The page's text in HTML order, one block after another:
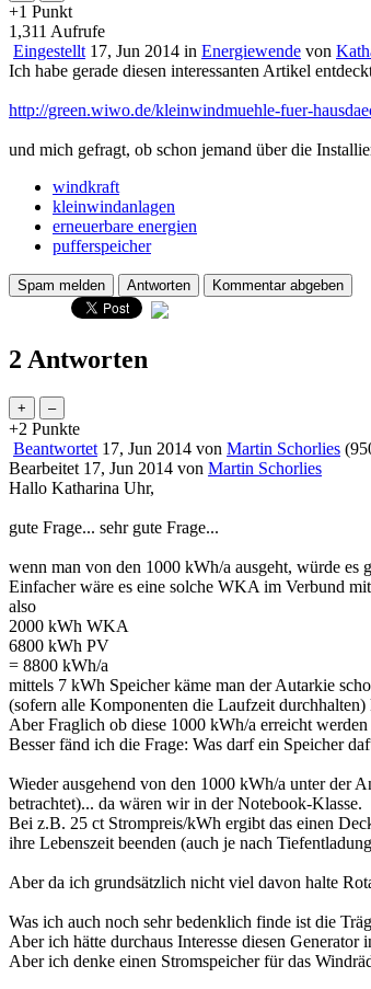
+1 Punkt
1,311 Aufrufe
Eingestellt 17, Jun 2014 in Energiewende von
Ich habe gerade diesen interessanten Artikel
http://green.wiwo.de/kleinwindmuehle-fuer-
und mich gefragt, ob schon jemand über die
windkraft
kleinwindanlagen
erneuerbare energien
pufferspeicher
2 Antworten
+2 Punkte
Beantwortet 17, Jun 2014 von Martin Schorlies (
Bearbeitet 17, Jun 2014 von Martin Schorlies
Hallo Katharina Uhr,
gute Frage... sehr gute Frage...
wenn man von den 1000 kWh/a ausgeht, würde
Einfacher wäre es eine solche WKA im Verbund
also
2000 kWh WKA
6800 kWh PV
= 8800 kWh/a
mittels 7 kWh Speicher käme man der Autarkie
(sofern alle Komponenten die Laufzeit
Aber Fraglich ob diese 1000 kWh/a erreicht
Besser fänd ich die Frage: Was darf ein Speicher
Wieder ausgehend von den 1000 kWh/a unter der
betrachtet)... da wären wir in der Notebook-Klasse.
Bei z.B. 25 ct Strompreis/kWh ergibt das einen
ihre Lebenszeit beenden (auch je nach
Aber da ich grundsätzlich nicht viel davon halte
Was ich auch noch sehr bedenklich finde ist die
Aber ich hätte durchaus Interesse diesen
Aber ich denke einen Stromspeicher für das